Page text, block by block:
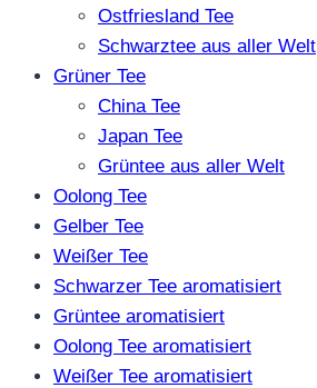
Ostfriesland Tee
Schwarztee aus aller Welt
Grüner Tee
China Tee
Japan Tee
Grüntee aus aller Welt
Oolong Tee
Gelber Tee
Weißer Tee
Schwarzer Tee aromatisiert
Grüntee aromatisiert
Oolong Tee aromatisiert
Weißer Tee aromatisiert